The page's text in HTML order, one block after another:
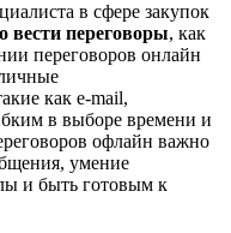
в сфере закупок
вести переговоры, как
переговоров онлайн
как e-mail,
в выборе времени и
офлайн важно
умение
и быть готовым к